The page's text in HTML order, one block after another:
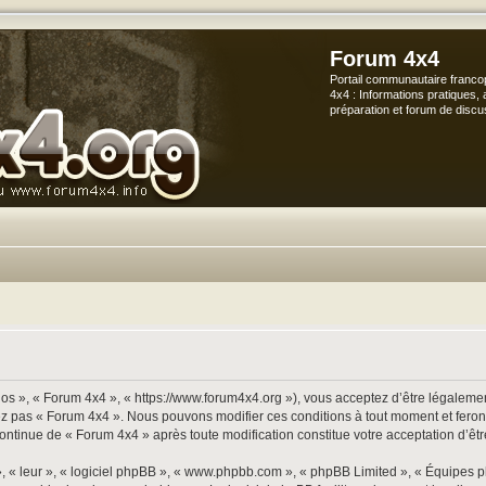
Forum 4x4
Portail communautaire
4x4 : Informations pratiques,
préparation et forum de
», « Forum 4x4 », « https://www.forum4x4.org »), vous acceptez d’être
pas « Forum 4x4 ». Nous pouvons modifier ces conditions à tout moment et
de « Forum 4x4 » après toute modification constitue votre acceptation
leur », « logiciel phpBB », « www.phpbb.com », « phpBB Limited », «